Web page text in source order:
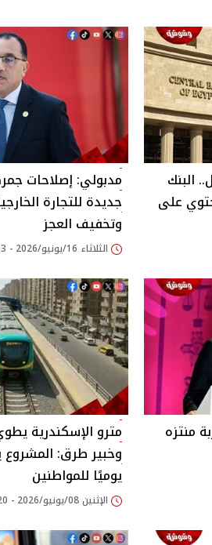
البنك
على
مدبولي: إصلاحات
جديدة للتجارة
وتخفيف العجز
الثلاثاء 16/يونيو/2026 - 03:03 م
منتزه
مترو الإسكندرية
وخبير طرق:
يوميًا للمواطنين
الإثنين 08/يونيو/2026 - 01:20 م